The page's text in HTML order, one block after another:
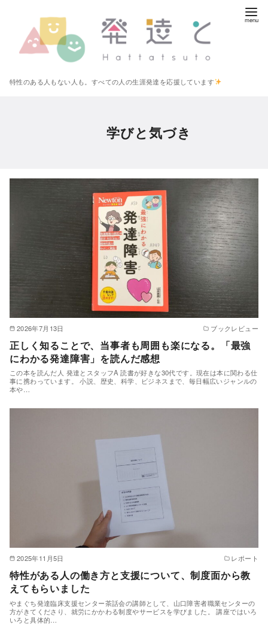
特性のある人もない人も。すべての人の生涯発達を応援しています
学びと気づき
2026年7月13日 ブックレビュー
正しく知ることで、当事者も周囲も楽になる。「最強
にわかる発達障害」を読んだ感想
この本を読んだ人 発達とスタッフA 読書が好きな30代です。現在は本に関わる仕
事に携わっています。 ​小説、歴史、科学、ビジネスまで、毎日幅広いジャンルの
本や…
2025年11月5日 レポート
特性がある人の働き方と支援について、制度面から教
えてもらいました
やまぐち発達臨床支援センター茶話会の講師として、山口障害者職業センターの
方がきてくださり、就労にかかわる制度やサービスを学びました。 講座ではいろ
いろと具体的…